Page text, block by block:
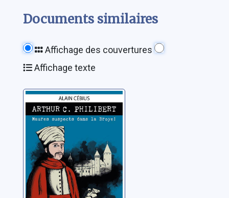
Documents similaires
Affichage des couvertures
Affichage texte
Maures suspects
dans la Broye !
[Arthur C.
Philibert]
Cébius, Alain